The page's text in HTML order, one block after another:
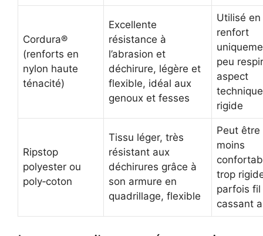
Cordura®
(renforts en
nylon haute
ténacité)
Excellente
résistance à
l’abrasion et
déchirure, légère et
flexible, idéal aux
genoux et fesses
Utilisé en
renfort
peu
aspect
rigide
Ripstop
polyester ou
poly‑coton
Tissu léger, très
résistant aux
déchirures grâce à
son armure en
quadrillage, flexible
Peut être
moins
trop
parfois fil
cassant